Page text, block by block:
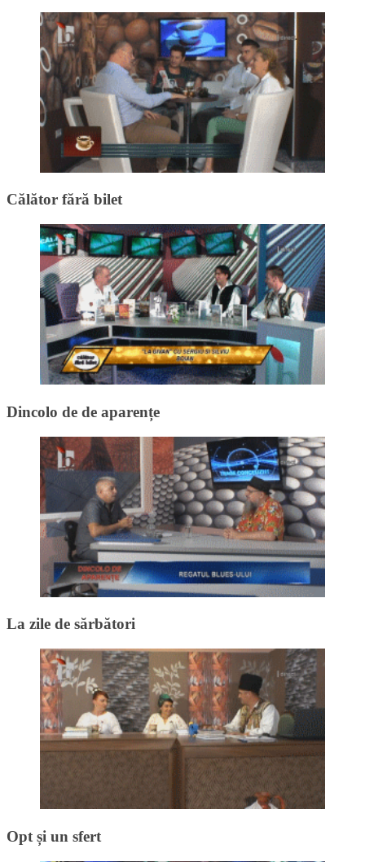
Călător fără bilet
Dincolo de de aparențe
La zile de sărbători
Opt și un sfert